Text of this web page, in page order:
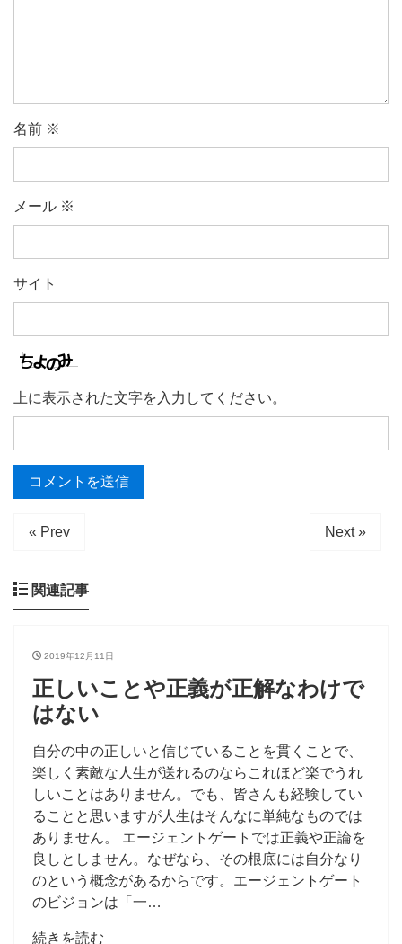
名前 ※
メール ※
サイト
上に表示された文字を入力してください。
« Prev Next »
関連記事
2019年12月11日
正しいことや正義が正解なわけで
はない
自分の中の正しいと信じていることを貫くことで、
楽しく素敵な人生が送れるのならこれほど楽でうれ
しいことはありません。でも、皆さんも経験してい
ることと思いますが人生はそんなに単純なものでは
ありません。 エージェントゲートでは正義や正論を
良しとしません。なぜなら、その根底には自分なり
のという概念があるからです。エージェントゲート
のビジョンは「一…
続きを読む